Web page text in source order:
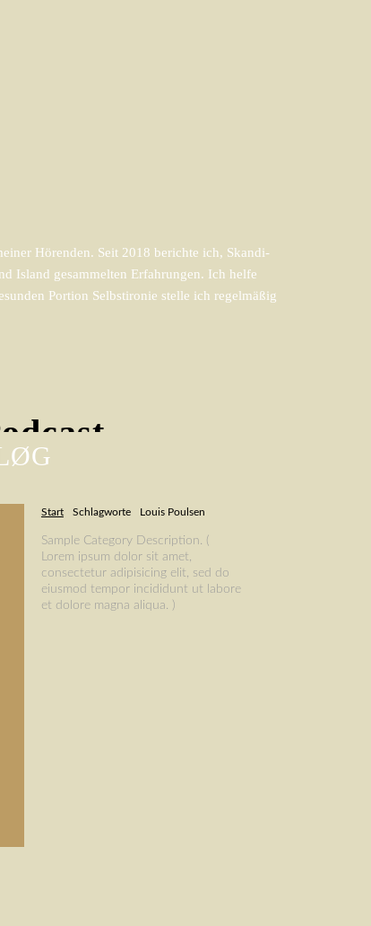
Hörenden. Seit 2018 berichte ich, Skandi-
Island gesammelten Erfahrungen. Ich helfe
Portion Selbstironie stelle ich regelmäßig
Start Schlagworte Louis Poulsen
Sample Category Description. (
Lorem ipsum dolor sit amet,
consectetur adipisicing elit, sed do
eiusmod tempor incididunt ut labore
et dolore magna aliqua. )